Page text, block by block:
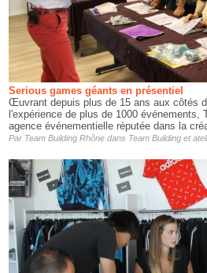
Serious games géants en présentiel
Œuvrant depuis plus de 15 ans aux côtés
l'expérience de plus de 1000 événements,
agence événementielle réputée dans la
Par Team Building Rhônedans Team Building et